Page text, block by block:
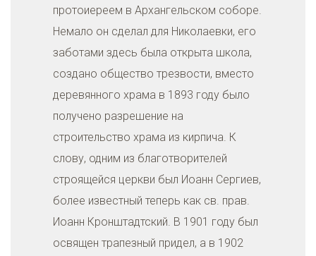
протоиереем в Архангельском соборе.
Немало он сделал для Николаевки, его
заботами здесь была открыта школа,
создано общество трезвости, вместо
деревянного храма в 1893 году было
получено разрешение на
строительство храма из кирпича. К
слову, одним из благотворителей
строящейся церкви был Иоанн Сергиев,
более известный теперь как св. прав.
Иоанн Кронштадтский. В 1901 году был
освящен трапезный придел, а в 1902